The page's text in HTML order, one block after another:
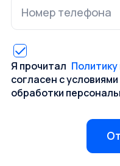
Я прочитал
согласен с
обработки